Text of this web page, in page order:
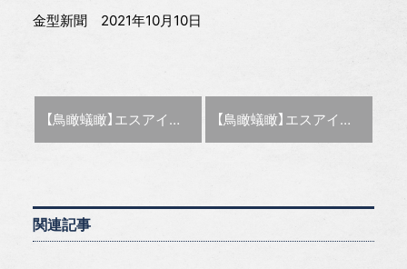
金型新聞 2021年10月10日
前の記事 :
【鳥瞰蟻瞰】エスアイ精工社長・指尾 成俊氏 QCD＋「E（Emotion＝感情）」 次の記事 :
【鳥瞰蟻瞰】エスアイ精工社長・指尾 成俊氏 QCD＋「E（Emotion＝感情）」
関連記事